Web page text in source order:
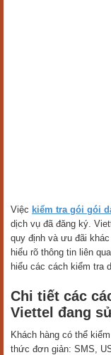
Việc kiểm tra gói gói
dịch vụ đã đăng ký.
quy định và ưu đãi
hiểu rõ thông tin liên
hiểu các cách kiểm tra
Chi tiết các
Viettel đang
Khách hàng có thể
thức đơn giản: SMS,